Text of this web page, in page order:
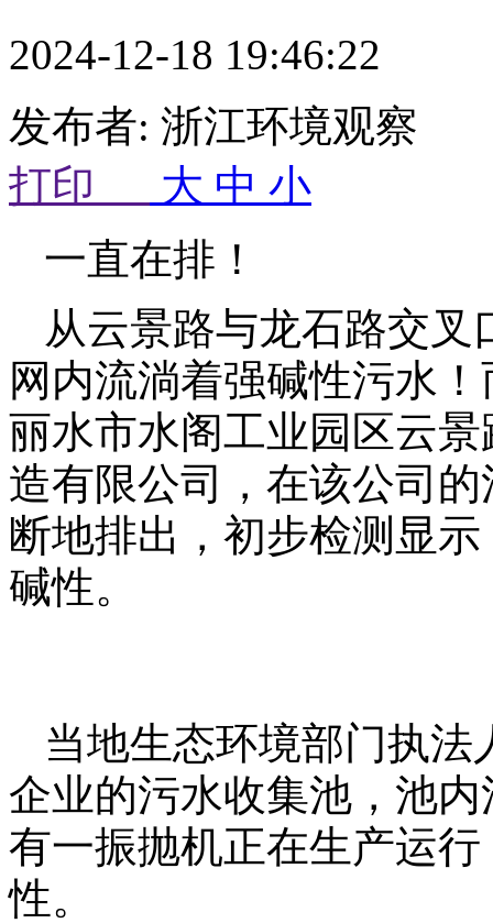
2024-12-18 19:46:22
发布者: 浙江环境观察
打印
大 中 小
一直在排！
从云景路与龙石路交
网内流淌着强碱性污水
丽水市水阁工业园区云
造有限公司，在该公司
断地排出，初步检测显
碱性。
当地生态环境部门执
企业的污水收集池，池
有一振抛机正在生产运
性。